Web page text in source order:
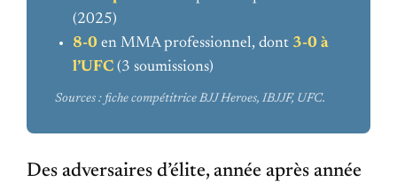
(2025)
8-0 en MMA professionnel, dont 3-0 à
l’UFC (3 soumissions)
Sources : fiche compétitrice BJJ Heroes, IBJJF, UFC.
Des adversaires d’élite, année après année